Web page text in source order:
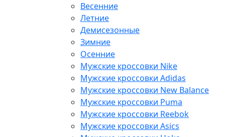
Весенние
Летние
Демисезонные
Зимние
Осенние
Мужские кроссовки Nike
Мужские кроссовки Adidas
Мужские кроссовки New Balance
Мужские кроссовки Puma
Мужские кроссовки Reebok
Мужские кроссовки Asics